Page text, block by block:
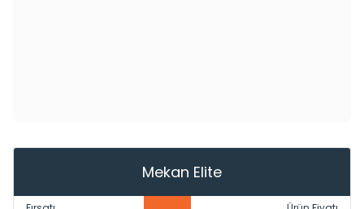
Mekan Elite